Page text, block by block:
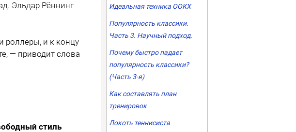
Эльдар Рённинг
роллеры, и к концу
— приводит слова
стиль
Идеальная техника ООКХ
Популярность классики.
Часть 3. Научный подход.
Почему быстро падает
популярность классики?
(Часть 3-я)
Как составлять план
тренировок
Локоть теннисиста